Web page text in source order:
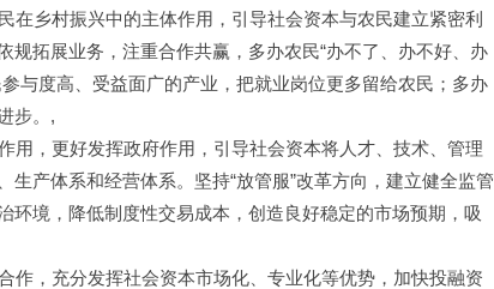
乡村振兴中的主体作用，引导社会资本与农民建立紧密利
拓展业务，注重合作共赢，多办农民“办不了、办不好、办
与度高、受益面广的产业，把就业岗位更多留给农民；多办
步。,
用，更好发挥政府作用，引导社会资本将人才、技术、管理
产体系和经营体系。坚持“放管服”改革方向，建立健全监管
境，降低制度性交易成本，创造良好稳定的市场预期，吸
作，充分发挥社会资本市场化、专业化等优势，加快投融资